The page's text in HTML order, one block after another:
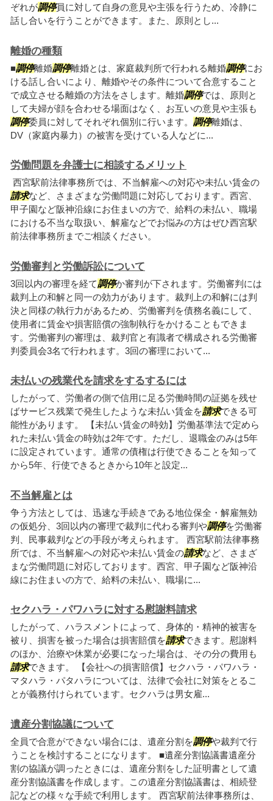
ぞれが調停員に対して自身の意見や主張を行うため、冷静に
話し合いを行うことができます。また、原則とし...
離婚の種類
■調停離婚調停離婚とは、家庭裁判所で行われる離婚調停にお
ける話し合いにより、離婚やその条件について合意すること
で成立させる離婚の方法をさします。離婚調停では、原則と
して夫婦が顔を合わせる場面はなく、お互いの意見や主張も
調停委員に対してそれぞれ個別に行います。 調停離婚は、
DV（家庭内暴力）の被害を受けている人などに...
労働問題を弁護士に相談するメリット
西宮駅前法律事務所では、不当解雇への対応や未払い賃金の
請求など、さまざまな労働問題に対応しております。西宮、
甲子園など阪神沿線にお住まいの方で、給料の未払い、職場
における不当な取扱い、解雇などでお悩みの方はぜひ西宮駅
前法律事務所までご相談ください。
労働審判と労働訴訟について
3回以内の審理を経て調停か審判が下されます。労働審判には
裁判上の和解と同一の効力があります。裁判上の和解には判
決と同様の執行力があるため、労働審判を債務名義にして、
使用者に賃金や損害賠償の強制執行をかけることもできま
す。労働審判の審理は、裁判官と有識者で構成される労働審
判委員会3名で行われます。3回の審理において...
未払いの残業代を請求をするするには
したがって、労働者の側で信用に足る労働時間の証拠を残せ
ばサービス残業で発生したような未払い賃金を請求できる可
能性があります。 【未払い賃金の時効】労働基準法で定めら
れた未払い賃金の時効は2年です。ただし、退職金のみは5年
に設定されています。通常の債権は行使できることを知って
から5年、行使できるときから10年と設定...
不当解雇とは
争う方法としては、迅速な手続きである地位保全・解雇無効
の仮処分、3回以内の審理で裁判に代わる審判や調停を労働審
判、民事裁判などの手段が考えられます。 西宮駅前法律事務
所では、不当解雇への対応や未払い賃金の請求など、さまざ
まな労働問題に対応しております。西宮、甲子園など阪神沿
線にお住まいの方で、給料の未払い、職場に...
セクハラ・パワハラに対する慰謝料請求
したがって、ハラスメントによって、身体的・精神的被害を
被り、損害を被った場合は損害賠償を請求できます。慰謝料
のほか、治療や休業が必要になった場合は、その分の費用も
請求できます。 【会社への損害賠償】セクハラ・パワハラ・
マタハラ・パタハラについては、法律で会社に対策をとるこ
とが義務付けられています。セクハラは男女雇...
遺産分割協議について
全員で合意ができない場合には、遺産分割を調停や裁判で行
うことを検討することになります。 ■遺産分割協議書遺産分
割の協議が調ったときには、遺産分割をした証明書として遺
産分割協議書を作成します。この遺産分割協議書は、相続登
記などの様々な手続で利用します。 西宮駅前法律事務所は、